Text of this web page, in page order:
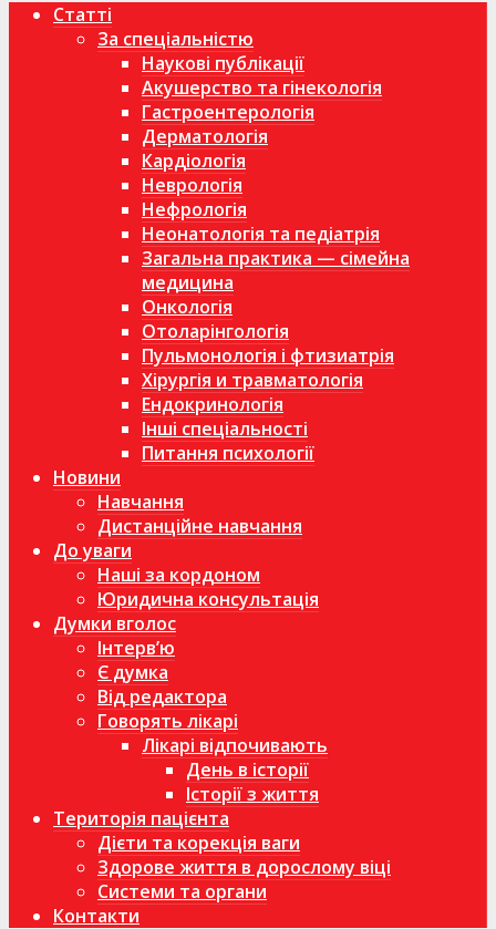
Статті
За спеціальністю
Наукові публікації
Акушерство та гінекологія
Гастроентерологія
Дерматологія
Кардіологія
Неврологія
Нефрологія
Неонатологія та педіатрія
Загальна практика — сімейна
медицина
Онкологія
Отоларінгологія
Пульмонологія і фтизиатрія
Хірургія и травматологія
Ендокринологія
Інші спеціальності
Питання психології
Новини
Навчання
Дистанційне навчання
До уваги
Наші за кордоном
Юридична консультація
Думки вголос
Інтерв’ю
Є думка
Від редактора
Говорять лікарі
Лікарі відпочивають
День в історії
Історії з життя
Територія пацієнта
Дієти та корекція ваги
Здорове життя в дорослому віці
Системи та органи
Контакти